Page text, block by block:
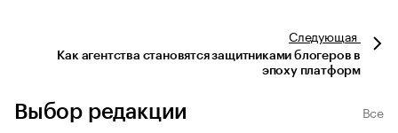
Следующая
Как агентства становятся защитниками блогеров в
эпоху платформ
Выбор редакции
Все